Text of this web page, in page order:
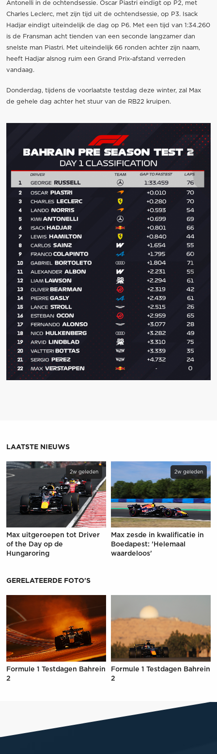
Antonelli in de ochtendsessie. Oscar Piastri eindigt op P2, met
Charles Leclerc, met zijn tijd uit de ochtendsessie, op P3. Isack
Hadjar eindigt uiteindelijk de dag op P6. Met een tijd van 1:34.260
is de Fransman acht tienden van een seconde langzamer dan
snelste man Piastri. Met uiteindelijk 66 ronden achter zijn naam,
heeft Hadjar alsnog ruim een Grand Prix-afstand verreden
vandaag.
Donderdag, tijdens de voorlaatste testdag deze winter, zal Max
de gehele dag achter het stuur van de RB22 kruipen.
LAATSTE NIEUWS
2w geleden
Max uitgeroepen tot Driver
of the Day op de
Hungaroring
2w geleden
Max zesde in kwalificatie in
Boedapest: 'Helemaal
waardeloos'
GERELATEERDE FOTO'S
Formule 1 Testdagen Bahrein
2
Formule 1 Testdagen Bahrein
2